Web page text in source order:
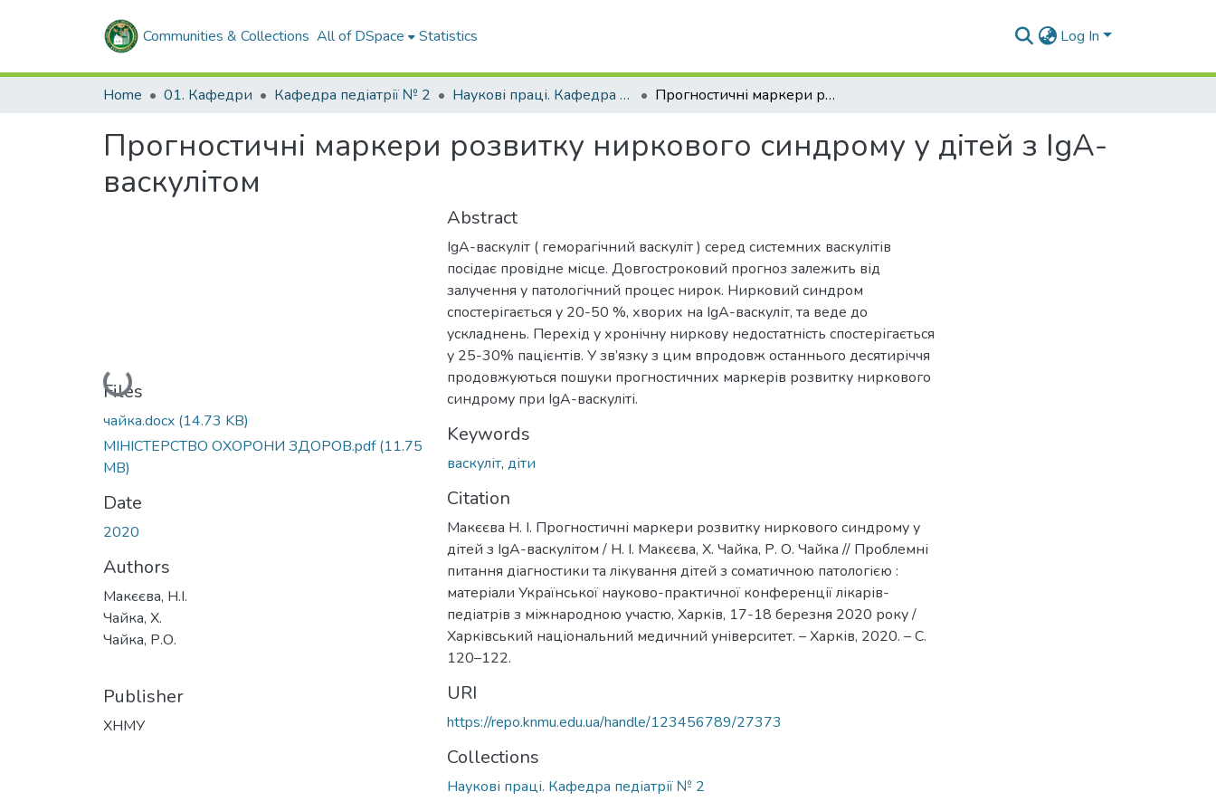
Communities & Collections All of DSpace Statistics Log In
Home 01. Кафедри Кафедра педіатрії № 2 Наукові праці. Кафедра педіатрії № 2 Прогностичні маркери розвитку ниркового синдрому у дітей з ІgА-васкулітом
Прогностичні маркери розвитку ниркового синдрому у дітей з ІgА-
васкулітом
Loading...
Files
чайка.docx (14.73 KB)
МІНІСТЕРСТВО ОХОРОНИ ЗДОРОВ.pdf(11.75
MB)
Date
2020
Authors
Макєєва, Н.І.
Чайка, Х.
Чайка, Р.О.
Publisher
ХНМУ
Abstract
IgA-васкуліт ( геморагічний васкуліт ) серед системних васкулітів
посідає провідне місце. Довгостроковий прогноз залежить від
залучення у патологічний процес нирок. Нирковий синдром
спостерігається у 20-50 %, хворих на IgA-васкуліт, та веде до
ускладнень. Перехід у хронічну ниркову недостатність спостерігається
у 25-30% пацієнтів. У зв’язку з цим впродовж останнього десятиріччя
продовжуються пошуки прогностичних маркерів розвитку ниркового
синдрому при IgA-васкуліті.
Keywords
васкуліт, діти
Citation
Макєєва Н. І. Прогностичні маркери розвитку ниркового синдрому у
дітей з ІgА-васкулітом / Н. І. Макєєва, Х. Чайка, Р. О. Чайка // Проблемні
питання діагностики та лікування дітей з соматичною патологією :
матеріали Української науково-практичної конференції лікарів-
педіатрів з міжнародною участю, Харків, 17-18 березня 2020 року /
Харківський національний медичний університет. – Харків, 2020. – С.
120–122.
URI
https://repo.knmu.edu.ua/handle/123456789/27373
Collections
Наукові праці. Кафедра педіатрії № 2